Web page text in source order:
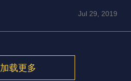
Jul 29, 2019
加载更多